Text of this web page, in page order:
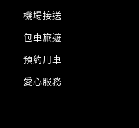
機場接送
包車旅遊
預約用車
愛心服務